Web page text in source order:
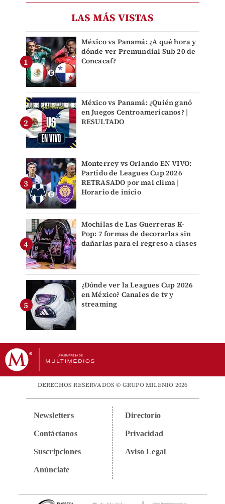
LAS MÁS VISTAS
México vs Panamá: ¿A qué hora y
dónde ver Premundial Sub 20 de
Concacaf?
México vs Panamá: ¿Quién ganó
en Juegos Centroamericanos? |
RESULTADO
Monterrey vs Orlando EN VIVO:
Partido de Leagues Cup 2026
RETRASADO por mal clima |
Horario de inicio
Mochilas de Las Guerreras K-
Pop: 7 formas de decorarlas sin
dañarlas para el regreso a clases
¿Dónde ver la Leagues Cup 2026
en México? Canales de tv y
streaming
DERECHOS RESERVADOS © GRUPO MILENIO 2026
Newsletters
Contáctanos
Suscripciones
Anúnciate
Directorio
Privacidad
Aviso Legal